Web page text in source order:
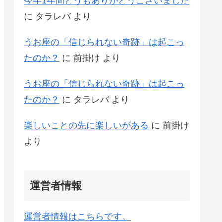
に タラレバより
うお座の「信じられない奇跡」は起こっ
たのか？ に 前掛け より
うお座の「信じられない奇跡」は起こっ
たのか？ に タラレバより
楽しいことの先に楽しいがある に 前掛け
より
運営者情報
運営者情報はこちらです。